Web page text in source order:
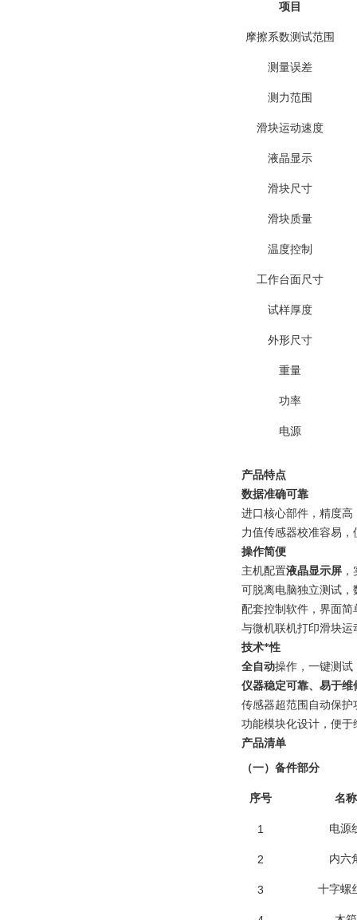
项目
摩擦系数测试范围
测量误差
测力范围
滑块运动速度
液晶显示
滑块尺寸
滑块质量
温度控制
工作台面尺寸
试样厚度
外形尺寸
重量
功率
电源
产品特点
数据准确可靠
进口核心部件，精度高
力值传感器校准容易，
操作简便
主机配置液晶显示屏
可脱离电脑独立测试，
配套控制软件，界面
与微机联机打印滑块
技术*性
全自动操作，一键测试
仪器稳定可靠、易于维
传感器超范围自动保
功能模块化设计，便于
产品清单
（一）备件部分
序号 名称
1 电源
2 内六
3 十字螺